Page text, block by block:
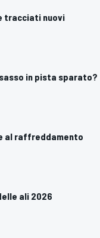
tracciati nuovi
in pista sparato?
al raffreddamento
ali 2026